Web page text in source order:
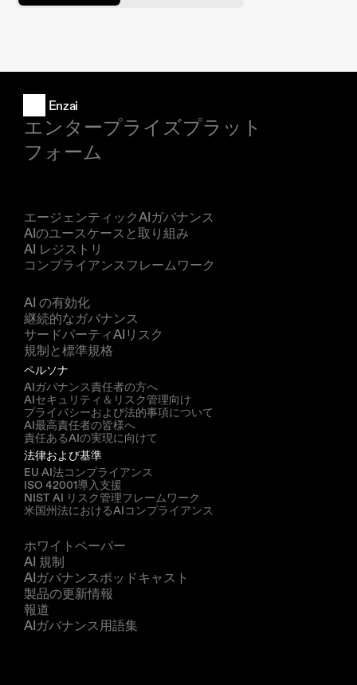
Enzai
エンタープライズプラット
フォーム
エージェンティックAIガバナンス
AIのユースケースと取り組み
AI レジストリ
コンプライアンスフレームワーク
AI の有効化
継続的なガバナンス
サードパーティAIリスク
規制と標準規格
ペルソナ
AIガバナンス責任者の方へ
AIセキュリティ＆リスク管理向け
プライバシーおよび法的事項について
AI最高責任者の皆様へ
責任あるAIの実現に向けて
法律および基準
EU AI法コンプライアンス
ISO 42001導入支援
NIST AI リスク管理フレームワーク
米国州法におけるAIコンプライアンス
ホワイトペーパー
AI 規制
AIガバナンスポッドキャスト
製品の更新情報
報道
AIガバナンス用語集